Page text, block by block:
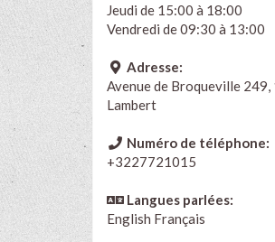
Jeudi de 15:00 à 18:00
Vendredi de 09:30 à 13:00
Adresse:
Avenue de Broqueville
Lambert
Numéro de téléphone:
+3227721015
Langues parlées:
English Français